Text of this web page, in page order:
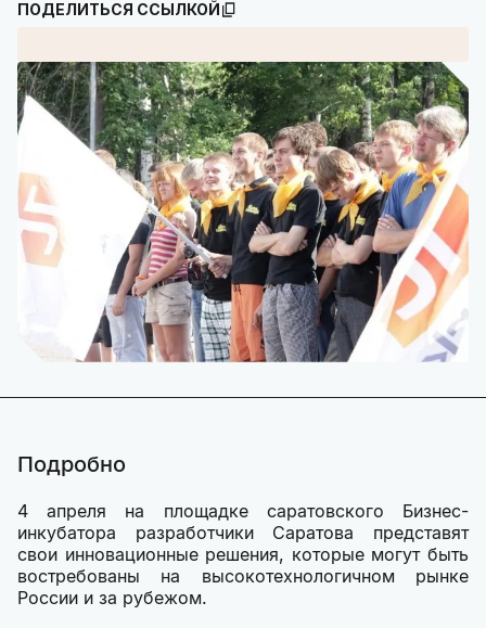
ПОДЕЛИТЬСЯ ССЫЛКОЙ
Подробно
4 апреля на площадке саратовского Бизнес-
инкубатора разработчики Саратова представят
свои инновационные решения, которые могут быть
востребованы на высокотехнологичном рынке
России и за рубежом.